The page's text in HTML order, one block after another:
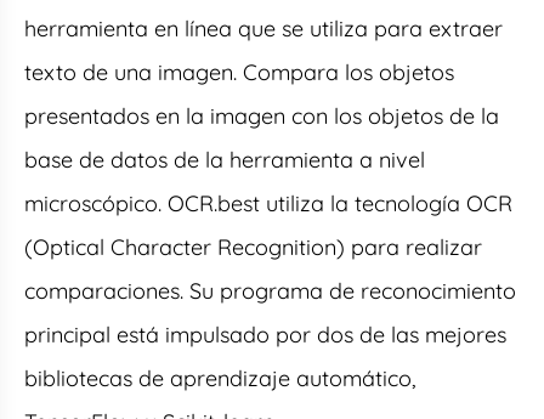
herramienta en línea que se utiliza para extraer
texto de una imagen. Compara los objetos
presentados en la imagen con los objetos de la
base de datos de la herramienta a nivel
microscópico. OCR.best utiliza la tecnología OCR
(Optical Character Recognition) para realizar
comparaciones. Su programa de reconocimiento
principal está impulsado por dos de las mejores
bibliotecas de aprendizaje automático,